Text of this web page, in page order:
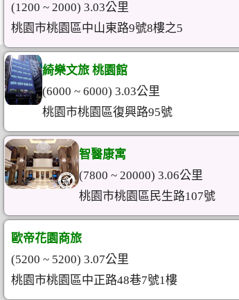
(1200 ~ 2000) 3.03公里
桃園市桃園區中山東路9號8樓之5
綺樂文旅 桃園館
(6000 ~ 6000) 3.03公里
桃園市桃園區復興路95號
智醫康寓
(7800 ~ 20000) 3.06公里
桃園市桃園區民生路107號
歐帝花園商旅
(5200 ~ 5200) 3.07公里
桃園市桃園區中正路48巷7號1樓